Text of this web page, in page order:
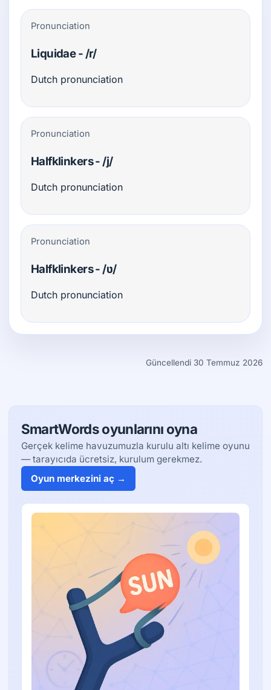
Pronunciation
Liquidae - /r/
Dutch pronunciation
Pronunciation
Halfklinkers - /j/
Dutch pronunciation
Pronunciation
Halfklinkers - /ʋ/
Dutch pronunciation
Güncellendi 30 Temmuz 2026
SmartWords oyunlarını oyna
Gerçek kelime havuzumuzla kurulu altı kelime oyunu
— tarayıcıda ücretsiz, kurulum gerekmez.
Oyun merkezini aç →